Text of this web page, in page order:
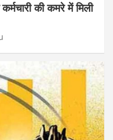
की कमरे में मिली